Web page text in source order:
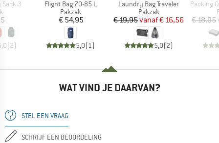
3
(2)
Artikel
Flight Bag 70-85 L
Productgroep
Pakzak
Prijs
€ 54,95
5,0(1)
Artikel
Laundry Bag Traveler
Productgroep
Pakzak
Prijs
€ 19,95 Verlaagde prijs
vanaf€ 16,56
5,0(2)
Artikel
Packing Cube
€ 18,95
WAT VIND JE DAARVAN?
STEL EEN VRAAG
SCHRIJF EEN BEOORDELING